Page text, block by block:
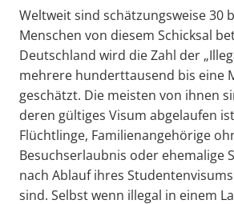
Weltweit sind schätzungsweise 30
Menschen von diesem Schicksal
Deutschland wird die Zahl der
mehrere hunderttausend bis eine
geschätzt. Die meisten von ihnen
deren gültiges Visum abgelaufen
Flüchtlinge, Familienangehörige
Besuchserlaubnis oder ehemalige
nach Ablauf ihres
sind. Selbst wenn illegal in einem